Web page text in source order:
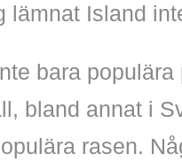
lämnat Island
bara
bland annat i
rasen.